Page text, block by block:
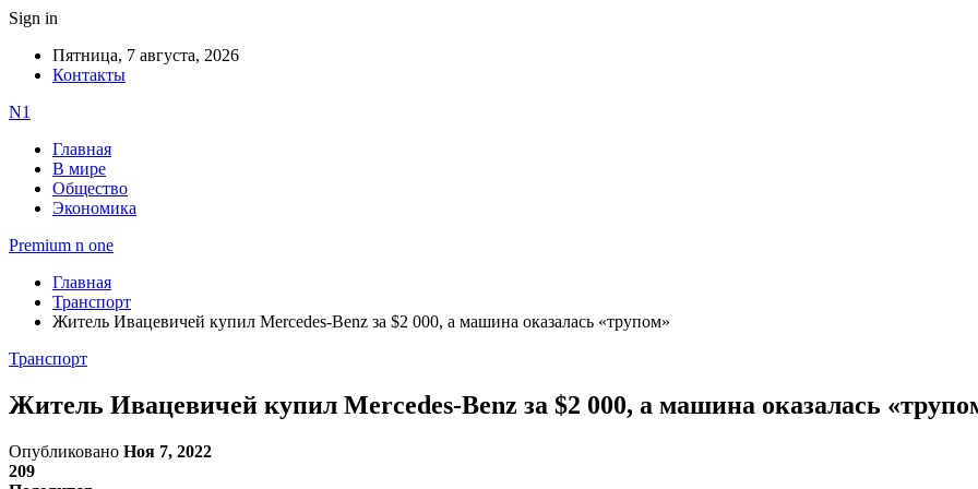
Sign in
Пятница, 7 августа, 2026
Контакты
N1
Главная
В мире
Общество
Экономика
Premium n one
Главная
Транспорт
Житель Ивацевичей купил Mercedes-Benz за $2 000, а машина оказалась «трупом»
Транспорт
Житель Ивацевичей купил Mercedes-Benz за $2 000, а машина оказалась
Опубликовано Ноя 7, 2022
209